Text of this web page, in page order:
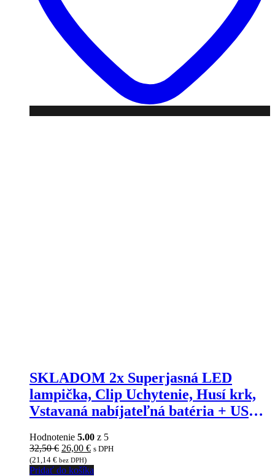
SKLADOM 2x Superjasná LED
lampička, Clip Uchytenie, Husí krk,
Vstavaná nabíjateľná batéria + USB
Hodnotenie 5.00 z 5
32,50€ Pôvodná
cena
bola:
26,00 €Aktuálna
je:
s DPH
(21,14 € bez DPH)
Pridať do košíka